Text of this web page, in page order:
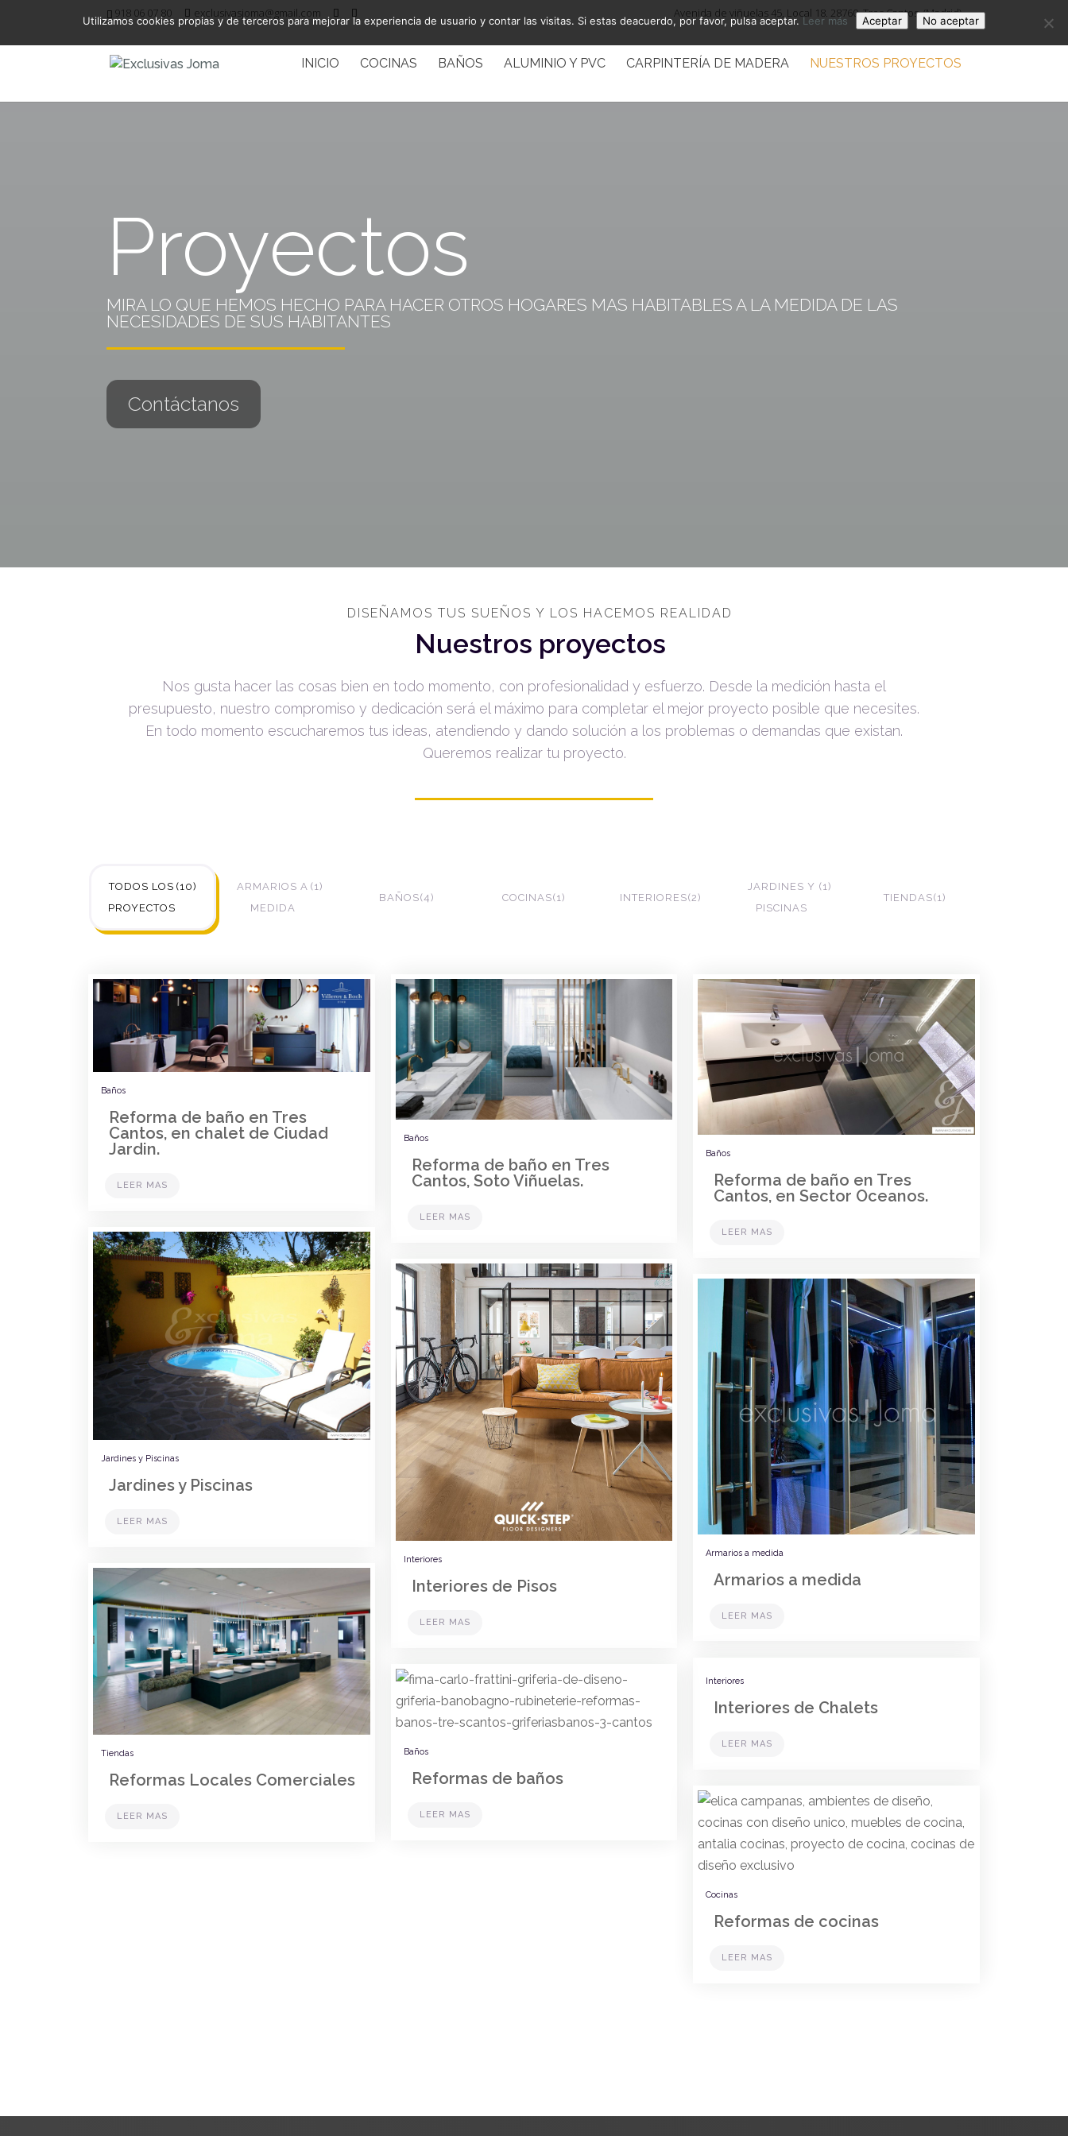
918 06 07 80 exclusivasjoma@gmail.com Avenida de viñuelas 45, Local 18. 28760, Tres Cantos. (Madrid)
INICIO COCINAS BAÑOS ALUMINIO Y PVC CARPINTERÍA DE MADERA NUESTROS PROYECTOS
Proyectos
MIRA LO QUE HEMOS HECHO PARA HACER OTROS HOGARES MAS HABITABLES A LA MEDIDA DE LAS
NECESIDADES DE SUS HABITANTES
Contáctanos
DISEÑAMOS TUS SUEÑOS Y LOS HACEMOS REALIDAD
Nuestros proyectos
Nos gusta hacer las cosas bien en todo momento, con profesionalidad y esfuerzo. Desde la medición hasta el
presupuesto, nuestro compromiso y dedicación será el máximo para completar el mejor proyecto posible que necesites.
En todo momento escucharemos tus ideas, atendiendo y dando solución a los problemas o demandas que existan.
Queremos realizar tu proyecto.
TODOS LOS
PROYECTOS
10
ARMARIOS A
MEDIDA
1
BAÑOS 4 COCINAS 1 INTERIORES 2
JARDINES Y
PISCINAS
1
TIENDAS 1
Baños
Reforma de baño en Tres
Cantos, en chalet de Ciudad
Jardin.
LEER MAS
Baños
Reforma de baño en Tres
Cantos, Soto Viñuelas.
LEER MAS
Baños
Reforma de baño en Tres
Cantos, en Sector Oceanos.
LEER MAS
Jardines y Piscinas
Jardines y Piscinas
LEER MAS
Interiores
Interiores de Pisos
LEER MAS
Armarios a medida
Armarios a medida
LEER MAS
Tiendas
Reformas Locales Comerciales
LEER MAS
Interiores
Interiores de Chalets
LEER MAS
Baños
Reformas de baños
LEER MAS
Cocinas
Reformas de cocinas
LEER MAS
Utilizamos cookies propias y de terceros para mejorar la experiencia de usuario y contar las visitas. Si estas deacuerdo, por favor, pulsa aceptar.Leer más Aceptar No aceptar